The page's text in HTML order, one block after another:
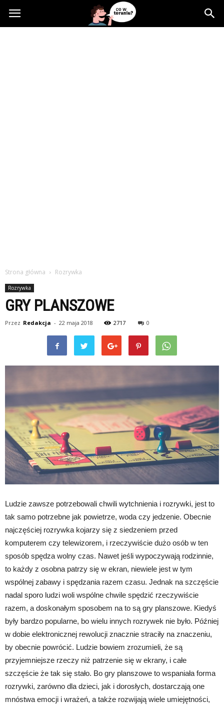
Cowtoruniu.pl
Strona główna Rozrywka
Rozrywka
GRY PLANSZOWE
Przez Redakcja - 22 maja 2018 2717 0
Ludzie zawsze potrzebowali chwili wytchnienia i rozrywki, jest to
tak samo potrzebne jak powietrze, woda czy jedzenie. Obecnie
najczęściej rozrywka kojarzy się z siedzeniem przed
komputerem czy telewizorem, i rzeczywiście dużo osób w ten
sposób spędza wolny czas. Nawet jeśli wypoczywają rodzinnie,
to każdy z osobna patrzy się w ekran, niewiele jest w tym
wspólnej zabawy i spędzania razem czasu. Jednak na szczęście
nadal sporo ludzi woli wspólne chwile spędzić rzeczywiście
razem, a doskonałym sposobem na to są gry planszowe. Kiedyś
były bardzo popularne, bo wielu innych rozrywek nie było. Później
w dobie elektronicznej rewolucji znacznie straciły na znaczeniu,
by obecnie powrócić. Ludzie bowiem zrozumieli, że są
przyjemniejsze rzeczy niż patrzenie się w ekrany, i całe
szczęście że tak się stało. Bo gry planszowe to wspaniała forma
rozrywki, zarówno dla dzieci, jak i dorosłych, dostarczają one
mnóstwa emocji i wrażeń, a także rozwijają wiele umiejętności,